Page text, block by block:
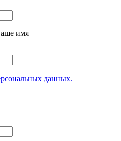
имя
данных.